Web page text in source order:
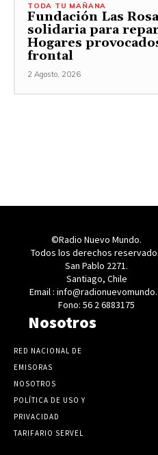
TODA TU MAÑANA
Fundación Las
solidaria para
Hogares
frontal
2 Agosto, 2026
©Radio Nuevo Mundo.
Todos los derechos
San Pablo 2271.
Santiago, Chile
Email :
Fono: 56 2 6883175
Nosotros
RED NACIONAL DE
EMISORAS
NOSOTROS
POLÍTICA DE USO Y
PRIVACIDAD
TARIFARIO SERVEL